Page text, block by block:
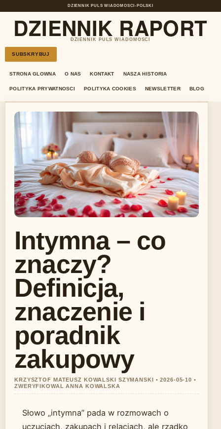
DZIENNIK PULS WIADOMOSCI• POLSKI
DZIENNIK RAPORT
DZIENNIK PULS WIADOMOSCI
SUBSKRYBUJ
STRONA GLOWNA O NAS KONTAKT NASZA HISTORIA
POLITYKA PRYWATNOSCI POLITYKA COOKIES NEWSLETTER BLOG
Intymna – co
znaczy?
Definicja,
znaczenie i
poradnik
zakupowy
KRZYSZTOF MATEUSZ KOWALSKI SZYMANSKI • 2026-05-10 •
ZWERYFIKOWAL ANNA KOWALSKA
Słowo „intymna” pada w rozmowach o
uczuciach, zakupach i relacjach, ale rzadko